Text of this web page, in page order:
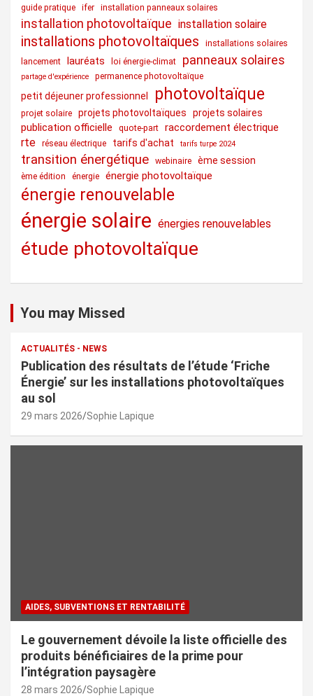
guide pratique ifer installation panneaux solaires
installation photovoltaïque installation solaire
installations photovoltaïques
installations solaires
lancement lauréats loi énergie-climat panneaux solaires
partage d'expérience permanence photovoltaïque
petit déjeuner professionnel photovoltaïque
projet solaire projets photovoltaïques projets solaires
publication officielle quote-part raccordement électrique
rte réseau électrique tarifs d'achat tarifs turpe 2024
transition énergétique webinaire ème session
ème édition énergie énergie photovoltaïque
énergie renouvelable
énergie solaire énergies renouvelables
étude photovoltaïque
You may Missed
ACTUALITÉS - NEWS
Publication des résultats de l’étude ‘Friche
Énergie’ sur les installations photovoltaïques
au sol
29 mars 2026 Sophie Lapique
AIDES, SUBVENTIONS ET RENTABILITÉ
Le gouvernement dévoile la liste officielle des
produits bénéficiaires de la prime pour
l’intégration paysagère
28 mars 2026 Sophie Lapique